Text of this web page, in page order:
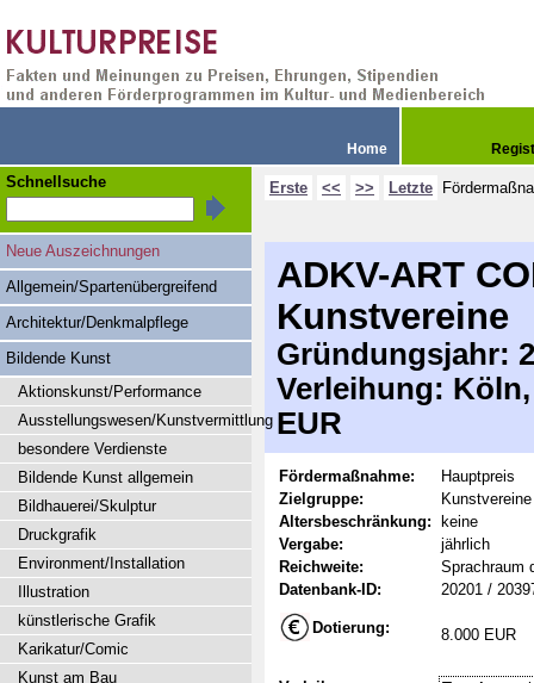
Home
Erste << >> Letzte
ADKV-ART
Kunstvereine
Gründungsjahr:
Verleihung:
EUR
Fördermaßnahme:
Hauptpreis
Zielgruppe:
Altersbeschränkung:
keine
Vergabe:
jährlich
Reichweite:
Sprachraum
Datenbank-ID:
20201 /
Dotierung: 8.000 EUR
Schnellsuche
Neue Auszeichnungen
Allgemein/Spartenübergreifend
Architektur/Denkmalpflege
Bildende Kunst
Aktionskunst/Performance
Ausstellungswesen/Kunstvermittlung
besondere Verdienste
Bildende Kunst allgemein
Bildhauerei/Skulptur
Druckgrafik
Environment/Installation
Illustration
künstlerische Grafik
Karikatur/Comic
Kunst am Bau